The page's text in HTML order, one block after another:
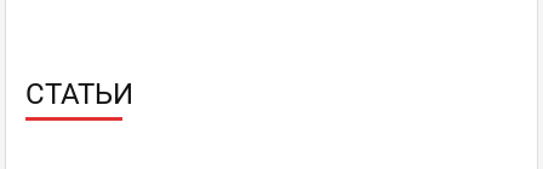
Торты под заказ
Хоспер
СТАТЬИ